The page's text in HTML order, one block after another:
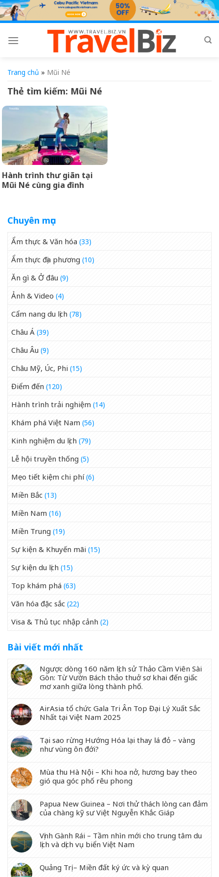
Skip
to
Trang chủ » Mũi Né
Thẻ tìm kiếm: Mũi Né
Hành trình thư giãn tại
Mũi Né cùng gia đình
Chuyên mục
Ẩm thực & Văn hóa (33)
Ẩm thực địa phương (10)
Ăn gì & Ở đâu (9)
Ảnh & Video (4)
Cẩm nang du lịch (78)
Châu Á (39)
Châu Âu (9)
Châu Mỹ, Úc, Phi (15)
Điểm đến (120)
Hành trình trải nghiệm (14)
Khám phá Việt Nam (56)
Kinh nghiệm du lịch (79)
Lễ hội truyền thống (5)
Mẹo tiết kiệm chi phí(6)
Miền Bắc (13)
Miền Nam (16)
Miền Trung (19)
Sự kiện & Khuyến mãi (15)
Sự kiện du lịch (15)
Top khám phá (63)
Văn hóa đặc sắc (22)
Visa & Thủ tục nhập cảnh (2)
Bài viết mới nhất
Ngược dòng 160 năm lịch sử Thảo Cầm Viên Sài
Gòn: Từ Vườn Bách thảo thuở sơ khai đến giấc
mơ xanh giữa lòng thành phố.
AirAsia tổ chức Gala Tri Ân Top Đại Lý Xuất Sắc
Nhất tại Việt Nam 2025
Tại sao rừng Hướng Hóa lại thay lá đỏ – vàng
như vùng ôn đới?
Mùa thu Hà Nội – Khi hoa nở, hương bay theo
gió qua góc phố rêu phong
Papua New Guinea – Nơi thử thách lòng can đảm
của chàng kỹ sư Việt Nguyễn Khắc Giáp
Vịnh Gành Rái – Tầm nhìn mới cho trung tâm du
lịch và dịch vụ biển Việt Nam
Quảng Trị – Miền đất ký ức và kỳ quan